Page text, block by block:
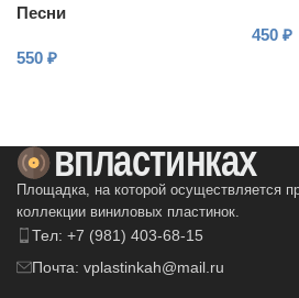
Песни
550 ₽
450 ₽
Площадка, на которой осуществляется
коллекции виниловых пластинок.
Тел: +7 (981) 403-68-15
Почта: vplastinkah@mail.ru